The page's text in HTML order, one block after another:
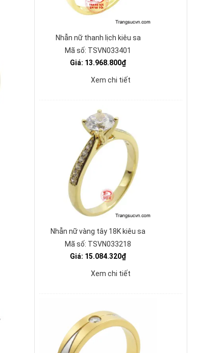
Nhẫn nữ thanh lịch kiêu sa
Mã số: TSVN033401
Giá: 13.968.800₫
Xem chi tiết
Nhẫn nữ vàng tây 18K kiêu sa
Mã số: TSVN033218
Giá: 15.084.320₫
Xem chi tiết